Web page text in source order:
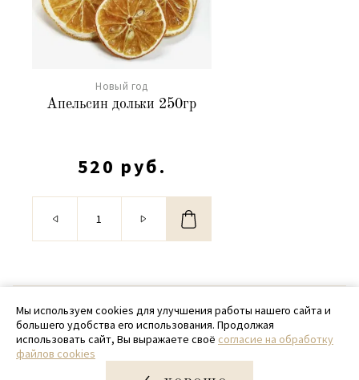
Новый год
Апельсин дольки 250гр
520 руб.
© 2020 - 2026 SamPack
+ 7 (918) 699-97-87
zakaz@sampack.store
Мы используем cookies для улучшения работы нашего сайта и
большего удобства его использования. Продолжая
использовать сайт, Вы выражаете своё согласие на обработку
файлов cookies